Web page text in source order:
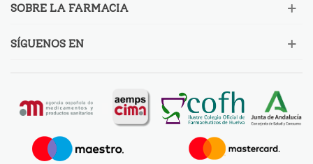
SOBRE LA FARMACIA
SÍGUENOS EN